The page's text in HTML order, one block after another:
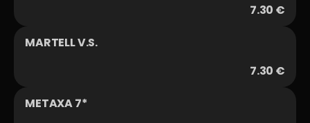
7.30 €
MARTELL V.S.
7.30 €
METAXA 7*